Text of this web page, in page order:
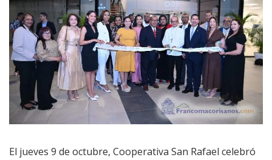
El jueves 9 de octubre, Cooperativa San Rafael celebró